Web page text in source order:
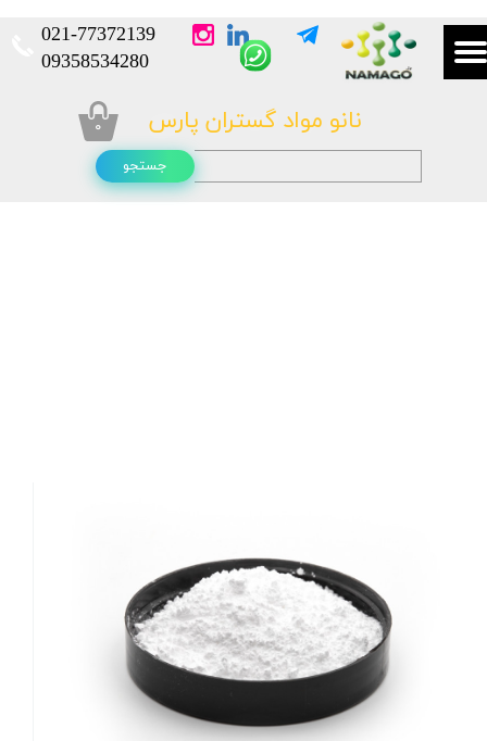
نانو مواد گستران پارس
021-77372139​​​​​​​
​​​​​​​09358534280
جستجو
۰